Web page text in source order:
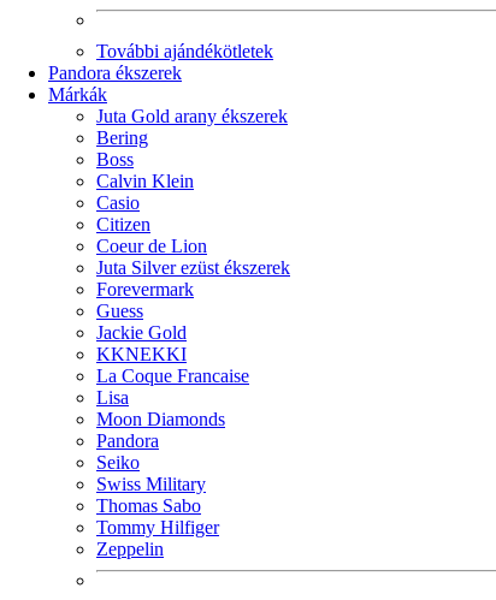
További ajándékötletek
Pandora ékszerek
Márkák
Juta Gold arany ékszerek
Bering
Boss
Calvin Klein
Casio
Citizen
Coeur de Lion
Juta Silver ezüst ékszerek
Forevermark
Guess
Jackie Gold
KKNEKKI
La Coque Francaise
Lisa
Moon Diamonds
Pandora
Seiko
Swiss Military
Thomas Sabo
Tommy Hilfiger
Zeppelin